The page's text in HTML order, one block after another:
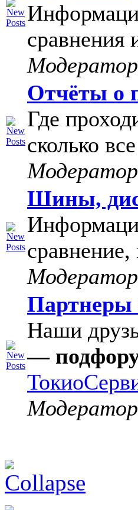
сравнения
Отчёты о
Где
сколько
Шины,
сравнение,
Партнеры
Наши
—